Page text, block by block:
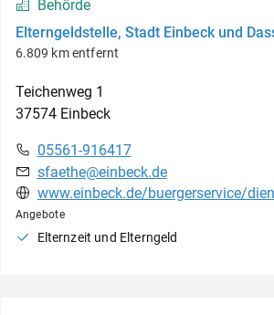
Behörde
Elterngeldstelle, Stadt Einbeck und
6.809 km entfernt
Teichenweg 1
37574 Einbeck
05561-916417
sfaethe@einbeck.de
Angebote
Elternzeit und Elterngeld